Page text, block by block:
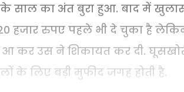
के साल का अंत बुरा हुआ. बाद में
हजार रुपए पहले भी दे चुका है
आ कर उस ने शिकायत कर दी.
के लिए बड़ी मुफीद जगह होती है.